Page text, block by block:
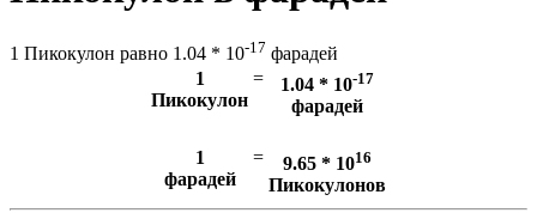
1 Пикокулон равно 1.04 * 10-17 фарадей
1
Пикокулон
= 1.04 * 10-17
фарадей
1
фарадей
= 9.65 * 1016
Пикокулонов